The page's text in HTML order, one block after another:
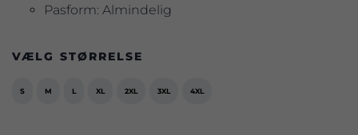
Pasform: Almindelig
VÆLG STØRRELSE
S M L XL 2XL 3XL 4XL